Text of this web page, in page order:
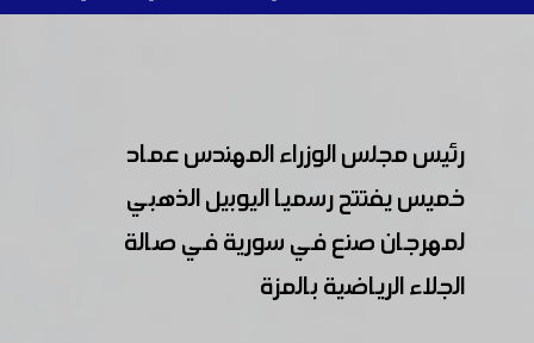
رئيس مجلس الوزراء المهندس عماد
خميس يفتتح رسميا اليوبيل الذهبي
لمهرجان صنع في سورية في صالة
الجلاء الرياضية بالمزة